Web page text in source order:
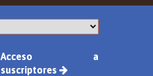
Acceso a
suscriptores